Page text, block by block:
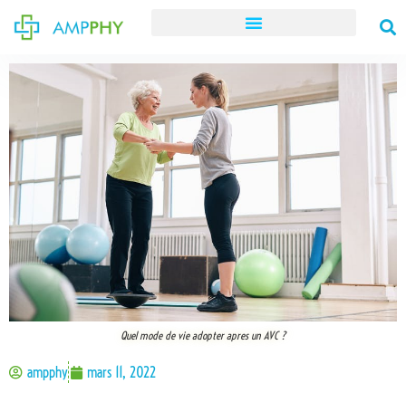
Quel mode de vie adopter apres un AVC ?
ampphy mars 11, 2022